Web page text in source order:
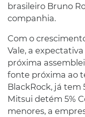
brasileiro Bruno
companhia.
Com o
Vale, a
próxima
fonte próxima ao
BlackRock, já tem
Mitsui detém 5%
menores, a